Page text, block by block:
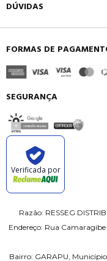
DÚVIDAS
FORMAS DE
SEGURANÇA
Verificada por
Razão: RESSEG
Endereço: Rua
Bairro: GARAPU,